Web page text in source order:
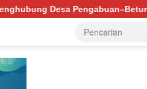
PALI Hancur, Truk Batu